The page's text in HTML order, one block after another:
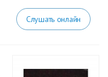
Слушать онлайн